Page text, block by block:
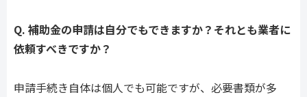
Q. 補助金の申請は自分でもできますか？それとも業者に
依頼すべきですか？
申請手続き自体は個人でも可能ですが、必要書類が多